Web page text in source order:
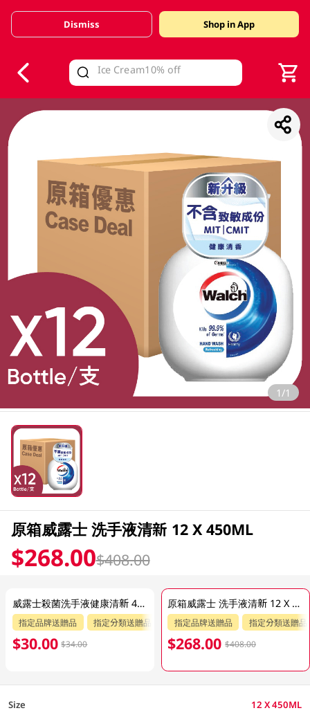
Valid Until 30 June 2026
Dismiss Shop in App
1/1
原箱威露士 洗手液清新 12 X 450ML
$268.00$408.00
威露士殺菌洗手液健康清新 450ML
指定品牌送贈品 指定分類送贈品
$30.00 $34.00
原箱威露士 洗手液清新 12 X 450ML
指定品牌送贈品 指定分類送贈品
$268.00 $408.00
Size 12 X 450ML